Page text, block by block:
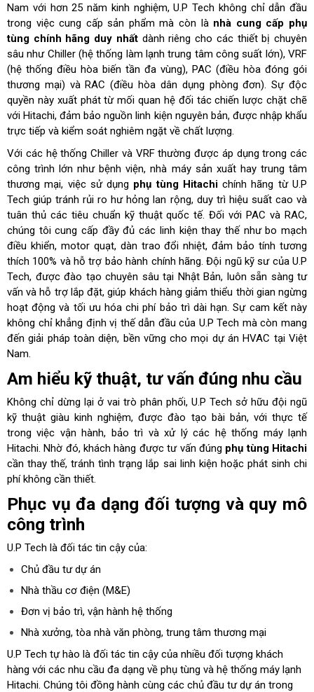
Nam với hơn 25 năm kinh nghiệm, U.P Tech không chỉ dẫn đầu
trong việc cung cấp sản phẩm mà còn là nhà cung cấp phụ
tùng chính hãng duy nhấtdành riêng cho các thiết bị chuyên
sâu như Chiller (hệ thống làm lạnh trung tâm công suất lớn), VRF
(hệ thống điều hòa biến tần đa vùng), PAC (điều hòa đóng gói
thương mại) và RAC (điều hòa dân dụng phòng đơn). Sự độc
quyền này xuất phát từ mối quan hệ đối tác chiến lược chặt chẽ
với Hitachi, đảm bảo nguồn linh kiện nguyên bản, được nhập khẩu
trực tiếp và kiểm soát nghiêm ngặt về chất lượng.
Với các hệ thống Chiller và VRF thường được áp dụng trong các
công trình lớn như bệnh viện, nhà máy sản xuất hay trung tâm
thương mại, việc sử dụng phụ tùng Hitachichính hãng từ U.P
Tech giúp tránh rủi ro hư hỏng lan rộng, duy trì hiệu suất cao và
tuân thủ các tiêu chuẩn kỹ thuật quốc tế. Đối với PAC và RAC,
chúng tôi cung cấp đầy đủ các linh kiện thay thế như bo mạch
điều khiển, motor quạt, dàn trao đổi nhiệt, đảm bảo tính tương
thích 100% và hỗ trợ bảo hành chính hãng. Đội ngũ kỹ sư của U.P
Tech, được đào tạo chuyên sâu tại Nhật Bản, luôn sẵn sàng tư
vấn và hỗ trợ lắp đặt, giúp khách hàng giảm thiểu thời gian ngừng
hoạt động và tối ưu hóa chi phí bảo trì dài hạn. Sự cam kết này
không chỉ khẳng định vị thế dẫn đầu của U.P Tech mà còn mang
đến giải pháp toàn diện, bền vững cho mọi dự án HVAC tại Việt
Nam.
Am hiểu kỹ thuật, tư vấn đúng nhu cầu
Không chỉ dừng lại ở vai trò phân phối, U.P Tech sở hữu đội ngũ
kỹ thuật giàu kinh nghiệm, được đào tạo bài bản, với thực tế
trong việc vận hành, bảo trì và xử lý các hệ thống máy lạnh
Hitachi. Nhờ đó, khách hàng được tư vấn đúng phụ tùng Hitachi
cần thay thế, tránh tình trạng lắp sai linh kiện hoặc phát sinh chi
phí không cần thiết.
Phục vụ đa dạng đối tượng và quy mô
công trình
U.P Tech là đối tác tin cậy của:
Chủ đầu tư dự án
Nhà thầu cơ điện (M&E)
Đơn vị bảo trì, vận hành hệ thống
Nhà xưởng, tòa nhà văn phòng, trung tâm thương mại
U.P Tech tự hào là đối tác tin cậy của nhiều đối tượng khách
hàng với các nhu cầu đa dạng về phụ tùng và hệ thống máy lạnh
Hitachi. Chúng tôi đồng hành cùng các chủ đầu tư dự án trong